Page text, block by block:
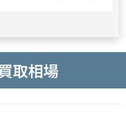
取相場